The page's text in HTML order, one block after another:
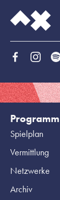
Programm
Spielplan
Vermittlung
Netzwerke
Archiv